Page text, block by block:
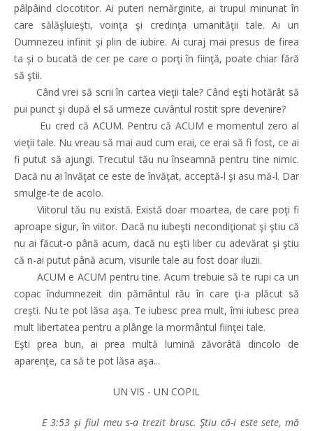
pâlpâind clocotitor. Ai puteri nemărginite, ai trupul minunat în
care sălăşluieşti, voinţa şi credinţa umanităţii tale. Ai un
Dumnezeu infinit şi plin de iubire. Ai curaj mai presus de firea
ta şi o bucată de cer pe care o porţi în fiinţă, poate chiar fără
să ştii.
Când vrei să scrii în cartea vieţii tale? Când eşti hotărât să
pui punct şi după el să urmeze cuvântul rostit spre devenire?
Eu cred că ACUM. Pentru că ACUM e momentul zero al
vieţii tale. Nu vreau să mai aud cum erai, ce erai să fi fost, ce ai
fi putut să ajungi. Trecutul tău nu înseamnă pentru tine nimic.
Dacă nu ai învăţat ce este de învăţat, acceptă-l şi asu mă-l. Dar
smulge-te de acolo.
Viitorul tău nu există. Există doar moartea, de care poţi fi
aproape sigur, în viitor. Dacă nu iubeşti necondiţionat şi ştiu că
nu ai făcut-o până acum, dacă nu eşti liber cu adevărat şi ştiu
că n-ai putut până acum, visurile tale au fost doar iluzii.
ACUM e ACUM pentru tine. Acum trebuie să te rupi ca un
copac îndumnezeit din pământul rău în care ţi-a plăcut să
creşti. Nu te pot lăsa aşa. Te iubesc prea mult, îmi iubesc prea
mult libertatea pentru a plânge la mormântul fiinţei tale.
Eşti prea bun, ai prea multă lumină zăvorâtă dincolo de
aparenţe, ca să te pot lăsa aşa...
UN VIS - UN COPIL
E 3:53 şi fiul meu s-a trezit brusc. Ştiu că-i este sete, mă